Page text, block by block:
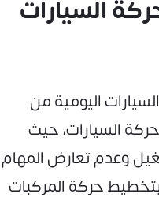
السيارات
اليومية من
السيارات، حيث
وعدم تعارض المهام
حركة المركبات